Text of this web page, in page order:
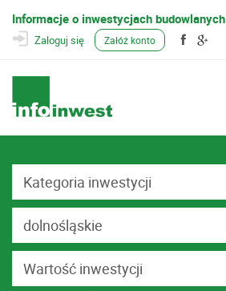
Informacje o inwestycjach budowlanych
Zaloguj się Załóż konto
Kategoria inwestycji
dolnośląskie
Wartość inwestycji